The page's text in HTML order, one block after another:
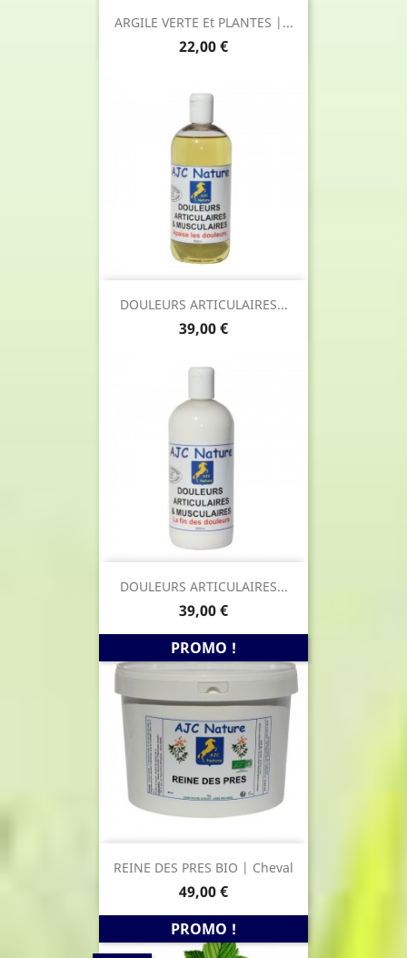
ARGILE VERTE Et PLANTES |...
Prix
22,00 €
DOULEURS ARTICULAIRES...
Prix
39,00 €
DOULEURS ARTICULAIRES...
Prix
39,00 €
REINE DES PRES BIO | Cheval
Prix
49,00 €
PROMO !
PROMO !